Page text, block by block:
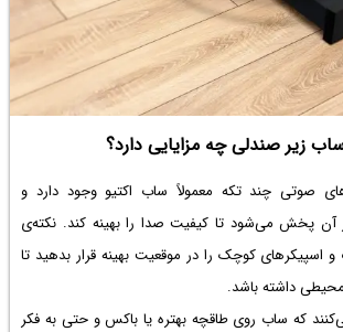
زیر صندلی چه مزایایی دارد؟
صوتی چند تکه معمولاً ساب اکتیو وجود دارد و
آن پخش می‌شود تا کیفیت صدا را بهینه کند. نکته‌ی
کوچک را در موقعیت بهینه قرار بدهید تا
داشته باشد.
که ساب روی طاقچه بهتره یا باکسو حتی به فکر